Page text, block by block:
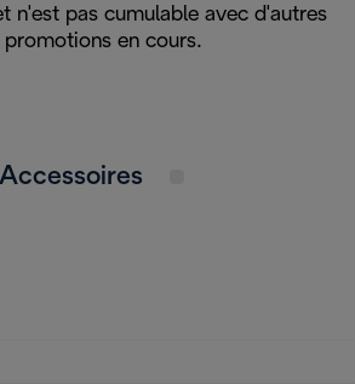
n'est pas cumulable avec d'autres
promotions en cours.